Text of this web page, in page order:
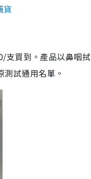
貨
支買到。產品以鼻咽
試通用名單。